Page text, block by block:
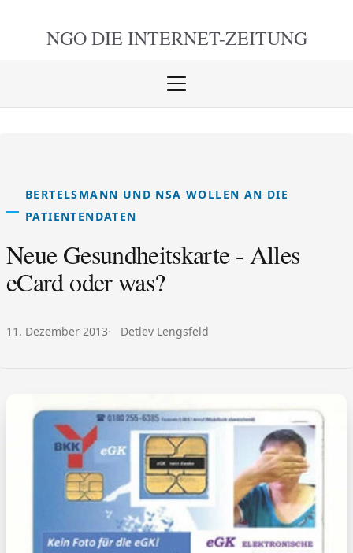
NGO DIE INTERNET-ZEITUNG
Menü
BERTELSMANN UND NSA WOLLEN AN DIE
PATIENTENDATEN
Neue Gesundheitskarte - Alles
eCard oder was?
Veröffentlicht am:
11. Dezember 2013 Autor:
Detlev Lengsfeld